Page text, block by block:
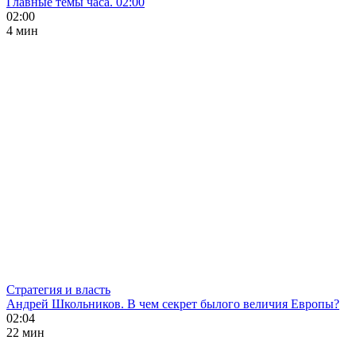
02:00
4 мин
Стратегия и власть
Андрей Школьников. В чем секрет былого величия Европы?
02:04
22 мин